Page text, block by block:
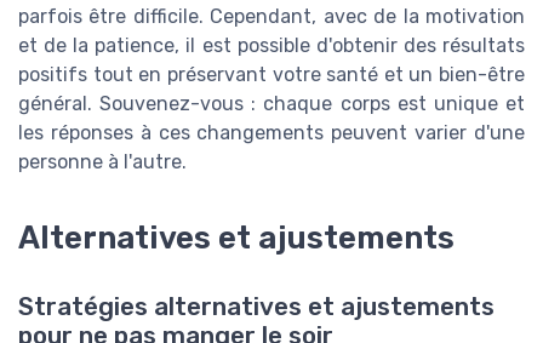
parfois être difficile. Cependant, avec de la motivation
et de la patience, il est possible d'obtenir des résultats
positifs tout en préservant votre santé et un bien-être
général. Souvenez-vous : chaque corps est unique et
les réponses à ces changements peuvent varier d'une
personne à l'autre.
Alternatives et ajustements
Stratégies alternatives et ajustements
pour ne pas manger le soir